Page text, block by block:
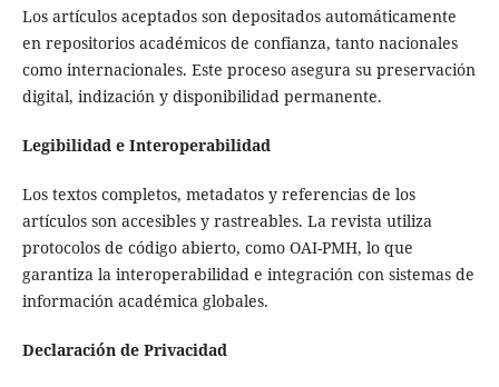
Los artículos aceptados son depositados automáticamente
en repositorios académicos de confianza, tanto nacionales
como internacionales. Este proceso asegura su preservación
digital, indización y disponibilidad permanente.
Legibilidad e Interoperabilidad
Los textos completos, metadatos y referencias de los
artículos son accesibles y rastreables. La revista utiliza
protocolos de código abierto, como OAI-PMH, lo que
garantiza la interoperabilidad e integración con sistemas de
información académica globales.
Declaración de Privacidad